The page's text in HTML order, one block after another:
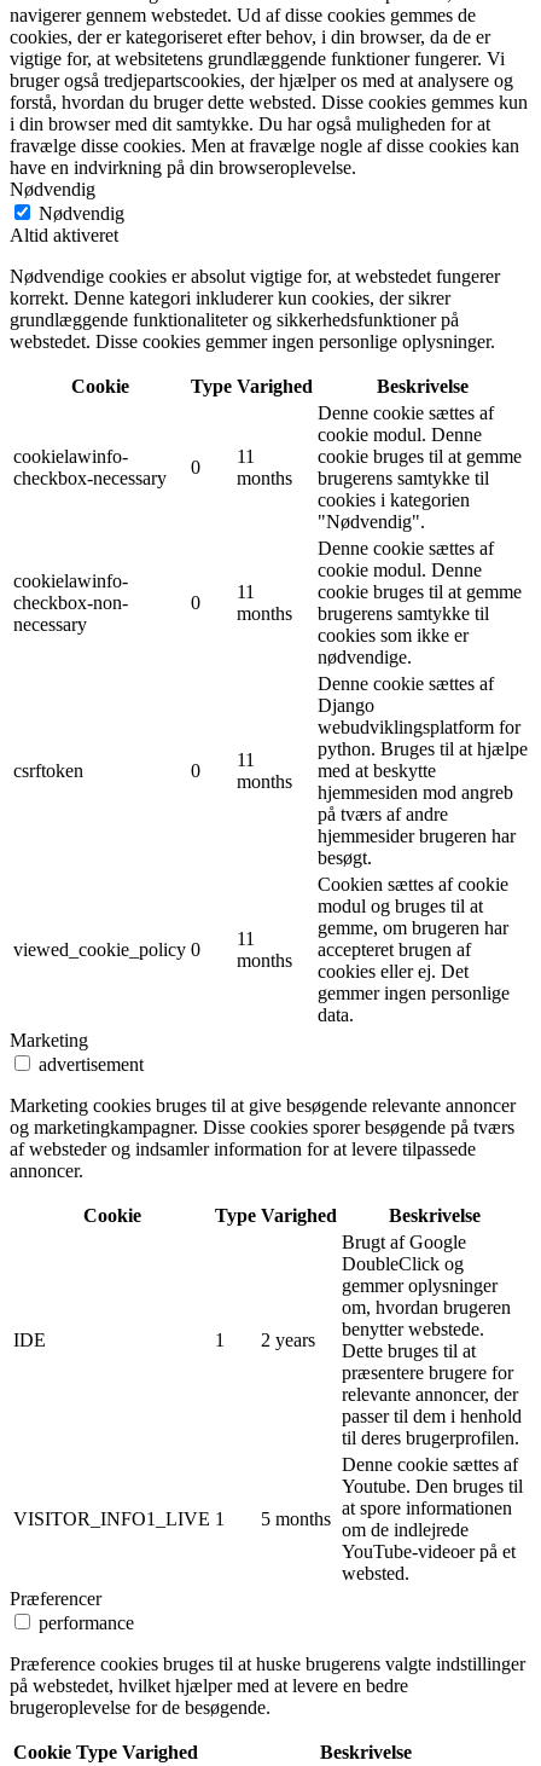
navigerer gennem webstedet. Ud af disse cookies gemmes de
cookies, der er kategoriseret efter behov, i din browser, da de er
vigtige for, at websitetens grundlæggende funktioner fungerer. Vi
bruger også tredjepartscookies, der hjælper os med at analysere og
forstå, hvordan du bruger dette websted. Disse cookies gemmes kun
i din browser med dit samtykke. Du har også muligheden for at
fravælge disse cookies. Men at fravælge nogle af disse cookies kan
have en indvirkning på din browseroplevelse.
Nødvendig
Nødvendig
Altid aktiveret
Nødvendige cookies er absolut vigtige for, at webstedet fungerer
korrekt. Denne kategori inkluderer kun cookies, der sikrer
grundlæggende funktionaliteter og sikkerhedsfunktioner på
webstedet. Disse cookies gemmer ingen personlige oplysninger.
Cookie Type Varighed Beskrivelse
cookielawinfo-
checkbox-necessary
0
11
months
Denne cookie sættes af
cookie modul. Denne
cookie bruges til at gemme
brugerens samtykke til
cookies i kategorien
"Nødvendig".
cookielawinfo-
checkbox-non-
necessary
0
11
months
Denne cookie sættes af
cookie modul. Denne
cookie bruges til at gemme
brugerens samtykke til
cookies som ikke er
nødvendige.
csrftoken 0
11
months
Denne cookie sættes af
Django
webudviklingsplatform for
python. Bruges til at hjælpe
med at beskytte
hjemmesiden mod angreb
på tværs af andre
hjemmesider brugeren har
besøgt.
viewed_cookie_policy 0
11
months
Cookien sættes af cookie
modul og bruges til at
gemme, om brugeren har
accepteret brugen af ​​
cookies eller ej. Det
gemmer ingen personlige
data.
Marketing
advertisement
Marketing cookies bruges til at give besøgende relevante annoncer
og marketingkampagner. Disse cookies sporer besøgende på tværs
af websteder og indsamler information for at levere tilpassede
annoncer.
Cookie Type Varighed Beskrivelse
IDE 1 2 years
Brugt af Google
DoubleClick og
gemmer oplysninger
om, hvordan brugeren
benytter webstede.
Dette bruges til at
præsentere brugere for
relevante annoncer, der
passer til dem i henhold
til deres brugerprofilen.
VISITOR_INFO1_LIVE 1 5 months
Denne cookie sættes af
Youtube. Den bruges til
at spore informationen
om de indlejrede
YouTube-videoer på et
websted.
Præferencer
performance
Præference cookies bruges til at huske brugerens valgte indstillinger
på webstedet, hvilket hjælper med at levere en bedre
brugeroplevelse for de besøgende.
Cookie Type Varighed Beskrivelse